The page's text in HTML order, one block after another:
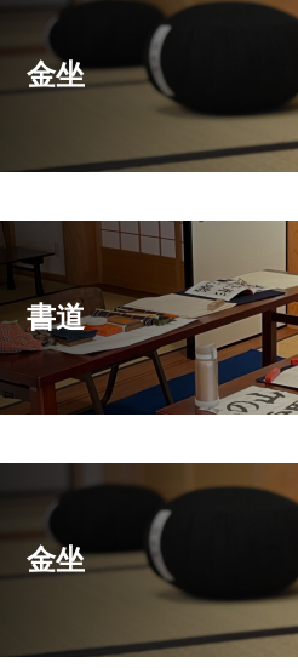
金坐
書道
金坐